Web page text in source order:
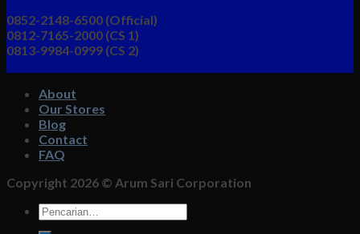
0852-2148-6500 (Official)
0812-7165-2000 (CS 1)
0813-9984-0999 (CS 2)
About
Our Stores
Blog
Contact
FAQ
Copyright 2026 © Arum Sari Corporation
Pencarian
untuk: